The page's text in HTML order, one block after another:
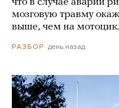
мозговую травму
выше, чем на
РАЗБОР день назад